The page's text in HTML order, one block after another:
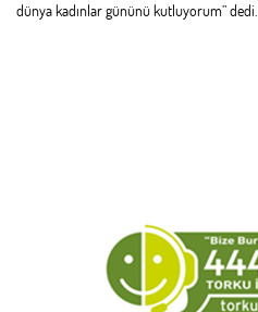
dünya kadınlar gününü kutluyorum” dedi.